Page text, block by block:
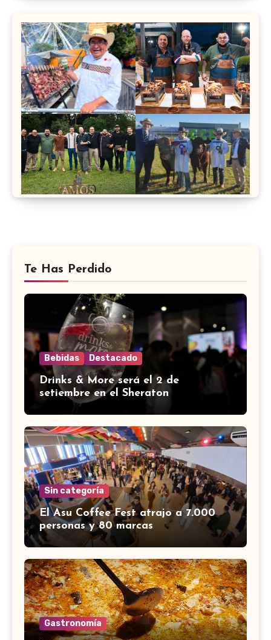
Te Has Perdido
Bebidas Destacado
Drinks & More será el 2 de
setiembre en el Sheraton
Sin categoría
El Asu Coffee Fest atrajo a 7.000
personas y 80 marcas
Gastronomía